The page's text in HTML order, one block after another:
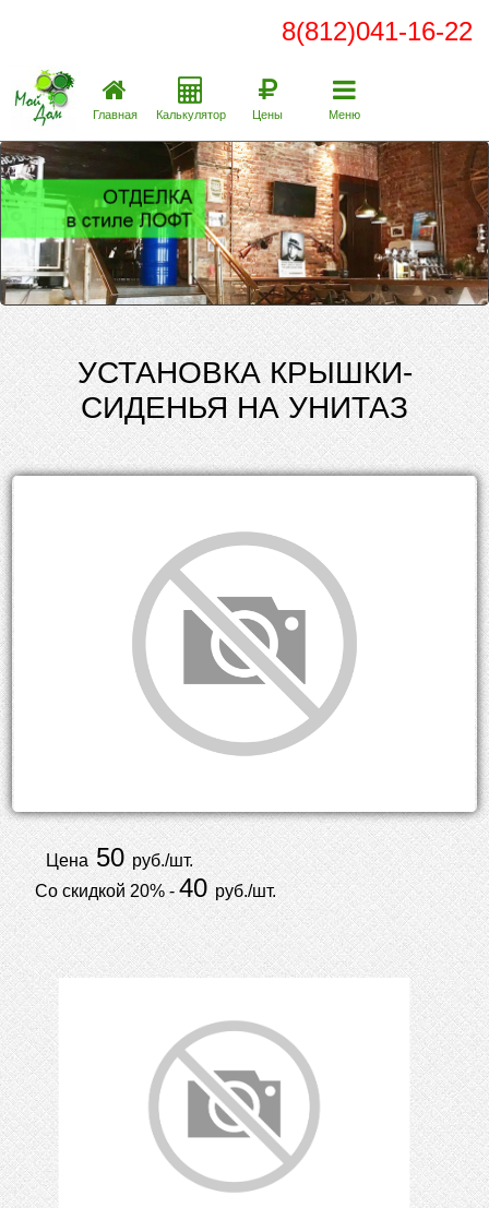
8(812)041-16-22
Главная Калькулятор Цены Меню
УСТАНОВКА КРЫШКИ-
СИДЕНЬЯ НА УНИТАЗ
Цена50руб./шт.
Со скидкой 20% -40руб./шт.